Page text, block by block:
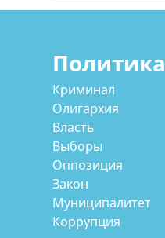
Политика
Криминал
Олигархия
Власть
Выборы
Оппозиция
Закон
Муниципалитет
Коррупция